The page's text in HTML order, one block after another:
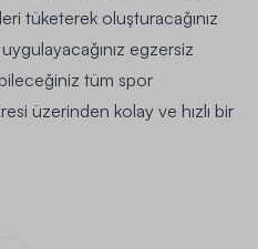
tüketerek oluşturacağınız
egzersiz
tüm spor
üzerinden kolay ve hızlı bir